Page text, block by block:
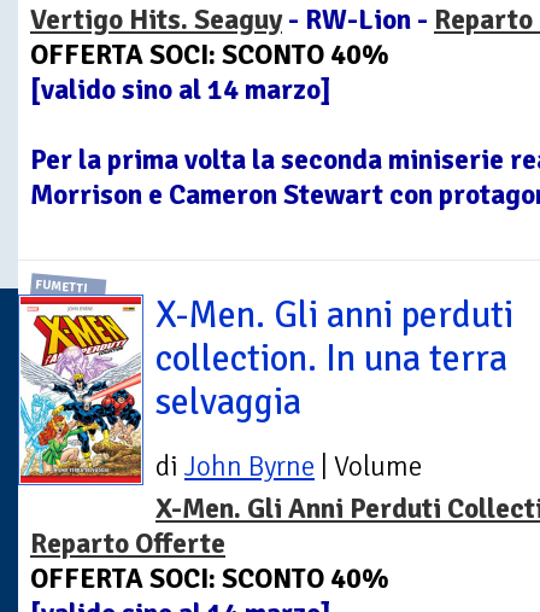
Vertigo Hits. Seaguy- RW-Lion -
OFFERTA SOCI: SCONTO 40%
[valido sino al 14 marzo]
Per la prima volta la seconda miniserie
Morrison e Cameron Stewart con
FUMETTI
X-Men. Gli anni perduti
collection. In una terra
selvaggia
di John Byrne | Volume
X-Men. Gli Anni Perduti
Reparto Offerte
OFFERTA SOCI: SCONTO 40%